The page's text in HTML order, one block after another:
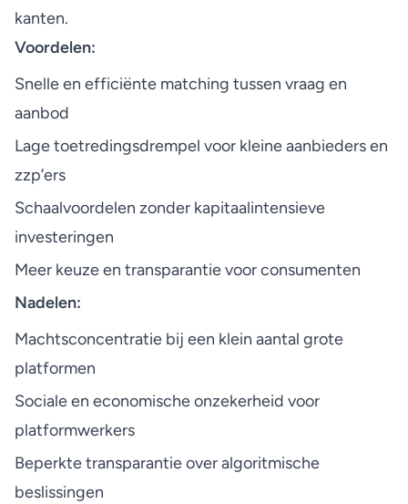
kanten.
Voordelen:
Snelle en efficiënte matching tussen vraag en
aanbod
Lage toetredingsdrempel voor kleine aanbieders en
zzp’ers
Schaalvoordelen zonder kapitaalintensieve
investeringen
Meer keuze en transparantie voor consumenten
Nadelen:
Machtsconcentratie bij een klein aantal grote
platformen
Sociale en economische onzekerheid voor
platformwerkers
Beperkte transparantie over algoritmische
beslissingen